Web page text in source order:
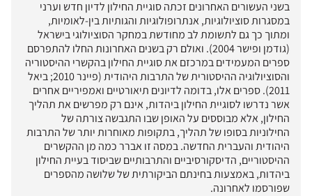
בשני העשורים האחרונים זכתה סוגיית החילון לדיון חדש וערני
במסגרות סוציולוגיות, אנתרופולוגיות והגותיות בין-לאומיות,
ומתוך כך גם לתשומת לב מחודשת במחקר הסוציולוגי בישראל
(גודמן ופישר 2004). ואולם רק בשנים האחרונות החלו להתפרסם
ספרים המעמידים במרכזם את סוגיית החילון בהקשרי ההיסטוריה
והסוציולוגיה ההיסטורית של התרבות היהודית (פיינר 2010; ביאל
2011). ספרים אלו, בדומה לדיונים תיאורטיים ואמפיריים אחרים
אשר נדרשו לסוגיית החילון ביהדות, אינם רק מפרשים את תהליך
החילון, אלא מבוססים על האופן שבו התגבשה צורתה של
החילוניות בסופו של תהליך, בתקופות מאוחרות יותר של התרבות
היהודית והעברית החדשה. במסה זו אברר כמה מן ההקשרים
ההיסטוריים, הדיסקורסיביים והתרבותיים שביסוד בעיית החילון
ביהדות, באמצעות בחינתם הביקורתית של שלושה מהספרים
שפורסמו לאחרונה.